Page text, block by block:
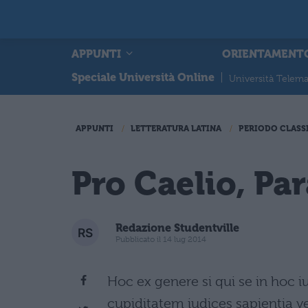
APPUNTI
Speciale Università Online
Università
APPUNTI LETTERATURA LATINA PERIODO
Pro Caelio,
Redazione Studentville
Pubblicato il 14 lug 2014
Hoc ex genere si qui se in hoc
cupiditatem iudices sapientia